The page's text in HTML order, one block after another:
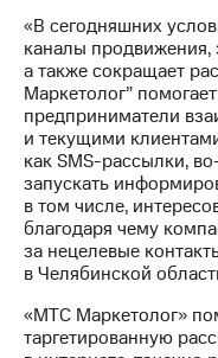
Описание
Программа
Порядок
выкупа
акций
Дивиденды
Рынок
облигаций
Описание
Уведомление
о
погашении
«В сегодняшних
каналы продвижения,
а также сокращает
Маркетолог”
предприниматели
и текущими
как SMS-рассылки,
запускать
в том числе,
благодаря чему
за нецелевые
в Челябинской
«МТС Маркетолог»
таргетированную